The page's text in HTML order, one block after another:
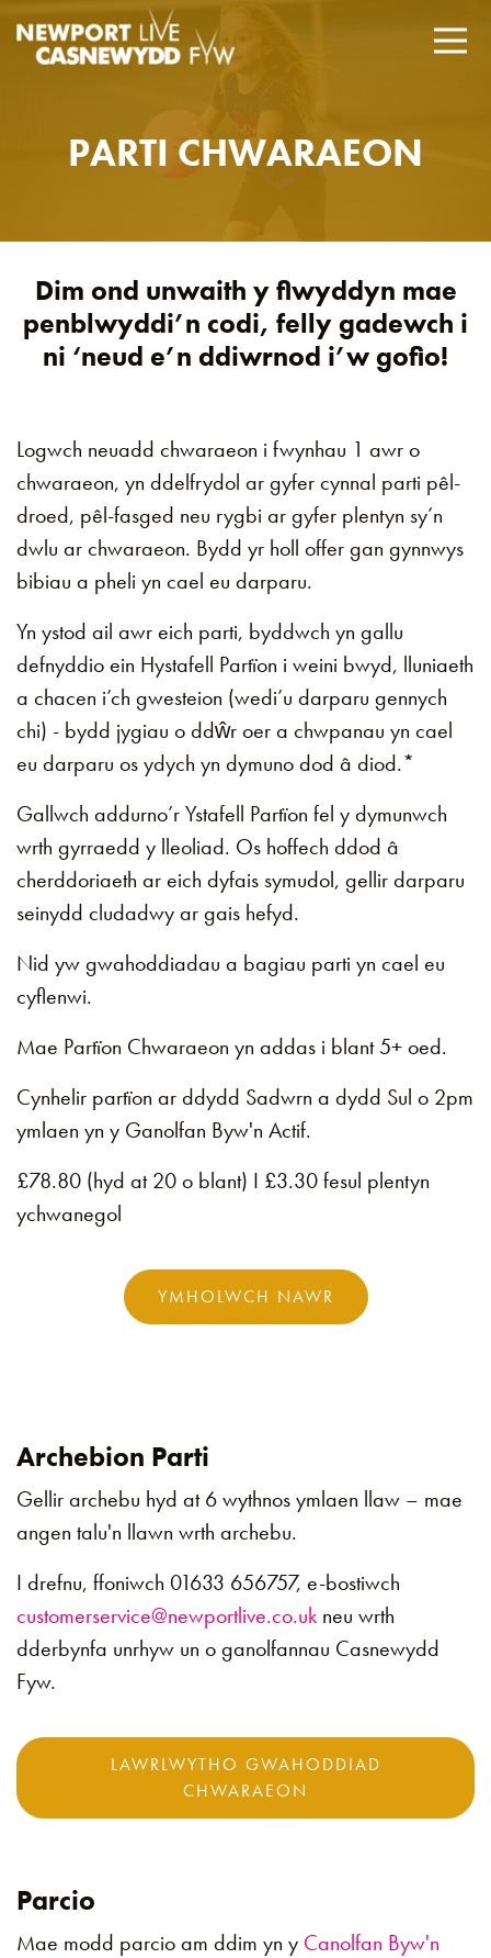
PARTI CHWARAEON
Dim ond unwaith y flwyddyn mae
penblwyddi’n codi, felly gadewch i
ni ‘neud e’n ddiwrnod i’w gofio!
Logwch neuadd chwaraeon i fwynhau 1 awr o
chwaraeon, yn ddelfrydol ar gyfer cynnal parti pêl-
droed, pêl-fasged neu rygbi ar gyfer plentyn sy’n
dwlu ar chwaraeon. Bydd yr holl offer gan gynnwys
bibiau a pheli yn cael eu darparu.
Yn ystod ail awr eich parti, byddwch yn gallu
defnyddio ein Hystafell Partïon i weini bwyd, lluniaeth
a chacen i’ch gwesteion (wedi’u darparu gennych
chi) - bydd jygiau o ddŵr oer a chwpanau yn cael
eu darparu os ydych yn dymuno dod â diod.*
Gallwch addurno’r Ystafell Partïon fel y dymunwch
wrth gyrraedd y lleoliad. Os hoffech ddod â
cherddoriaeth ar eich dyfais symudol, gellir darparu
seinydd cludadwy ar gais hefyd.
Nid yw gwahoddiadau a bagiau parti yn cael eu
cyflenwi.
Mae Partïon Chwaraeon yn addas i blant 5+ oed.
Cynhelir partïon ar ddydd Sadwrn a dydd Sul o 2pm
ymlaen yn y Ganolfan Byw'n Actif.
£78.80 (hyd at 20 o blant) I £3.30 fesul plentyn
ychwanegol
YMHOLWCH NAWR
Archebion Parti
Gellir archebu hyd at 6 wythnos ymlaen llaw – mae
angen talu'n llawn wrth archebu.
I drefnu, ffoniwch 01633 656757, e-bostiwch
customerservice@newportlive.co.uk neu wrth
dderbynfa unrhyw un o ganolfannau Casnewydd
Fyw.
LAWRLWYTHO GWAHODDIAD
CHWARAEON
Parcio
Mae modd parcio am ddim yn y Canolfan Byw'n